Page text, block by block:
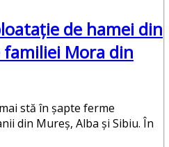
de hamei din
Mora din
stă în șapte ferme
din Mureș, Alba și Sibiu. În